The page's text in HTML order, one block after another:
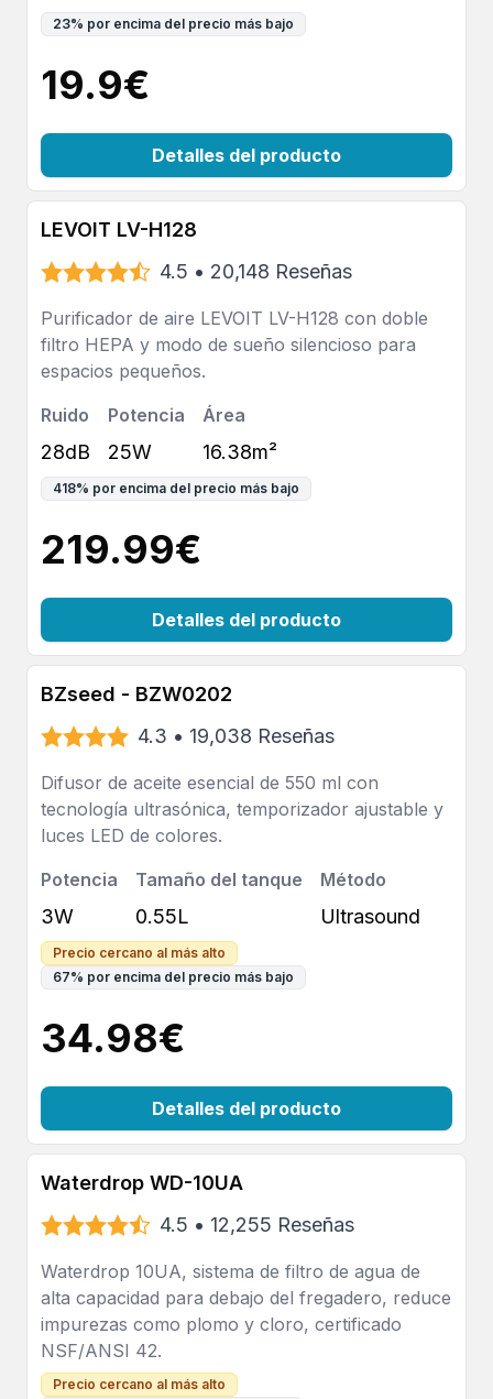
23% por encima del precio más bajo
19.9€
Detalles del producto
LEVOIT LV-H128
4.5 • 20,148 Reseñas
Purificador de aire LEVOIT LV-H128 con doble
filtro HEPA y modo de sueño silencioso para
espacios pequeños.
Ruido
28dB
Potencia
25W
Área
16.38m²
418% por encima del precio más bajo
219.99€
Detalles del producto
BZseed - BZW0202
4.3 • 19,038 Reseñas
Difusor de aceite esencial de 550 ml con
tecnología ultrasónica, temporizador ajustable y
luces LED de colores.
Potencia
3W
Tamaño del tanque
0.55L
Método
Ultrasound
Precio cercano al más alto
67% por encima del precio más bajo
34.98€
Detalles del producto
Waterdrop WD-10UA
4.5 • 12,255 Reseñas
Waterdrop 10UA, sistema de filtro de agua de
alta capacidad para debajo del fregadero, reduce
impurezas como plomo y cloro, certificado
NSF/ANSI 42.
Precio cercano al más alto